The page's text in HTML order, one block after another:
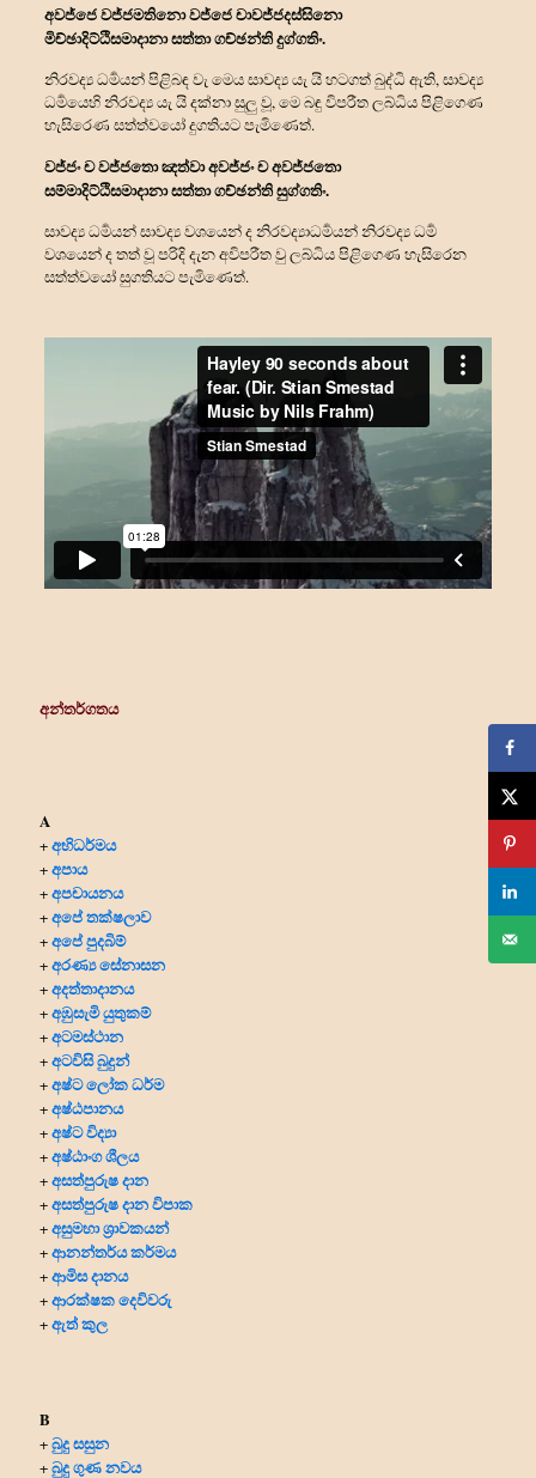
අවජ්ජෙ වජ්ජමතිනො වජ්ජෙ චාවජ්ජදස්සිනො
මිච්ඡාදිට්ඨිසමාදානා සත්තා ගච්ඡන්ති දුග්ගතිං.
නිරවද්‍ය ධර්‍මයන් පිළිබඳ වැ මෙය සාවද්‍ය යැ යි හටගත් බුද්ධි ඇති, සාවද්‍ය
ධර්‍මයෙහි නිරවද්‍ය යැ යි දක්නා සුලු වූ, මෙ බඳු විපරීත ලබ්ධිය පිළිගෙණ
හැසිරෙණ සත්ත්‍වයෝ දුගතියට පැමිණෙත්.
වජ්ජං ච වජ්ජතො ඤත්‍වා අවජ්ජං ච අවජ්ජතො
සම්මාදිට්ඨිසමාදානා සත්තා ගච්ඡන්ති සුග්ගතිං.
සාවද්‍ය ධර්‍මයන් සාවද්‍ය වශයෙන් ද නිරවද්‍යාධර්‍මයන් නිරවද්‍ය ධර්‍ම
වශයෙන් ද තත් වූ පරිදි දැන අවිපරීත වු ලබ්ධිය පිළිගෙණ හැසිරෙන
සත්ත්‍වයෝ සුගතියට පැමිණෙත්.
අන්තර්ගතය
A
+අභිධර්මය
+අපාය
+අපචායනය
+අපේ තක්ෂලාව
+අපේ පුදබිම්
+අරණ්‍ය සේනාසන
+අදත්තාදානය
+අඹුසැමි යුතුකම්
+අටමස්ථාන
+අටවිසි බුදුන්
+අෂ්ට ලෝක ධර්ම
+අෂ්ඨපානය
+අෂ්ට විද්‍යා
+අෂ්ඨාංග ශීලය
+අසත්පුරුෂ දාන
+අසත්පුරුෂ දාන විපාක
+අසුමහා ශ්‍රාවකයන්
+ආනන්තර්ය කර්මය
+ආමිස දානය
+ආරක්ෂක දෙවිවරු
+ඇත් කුල
B
+බුදු සසුන
+බුදු ගුණ නවය